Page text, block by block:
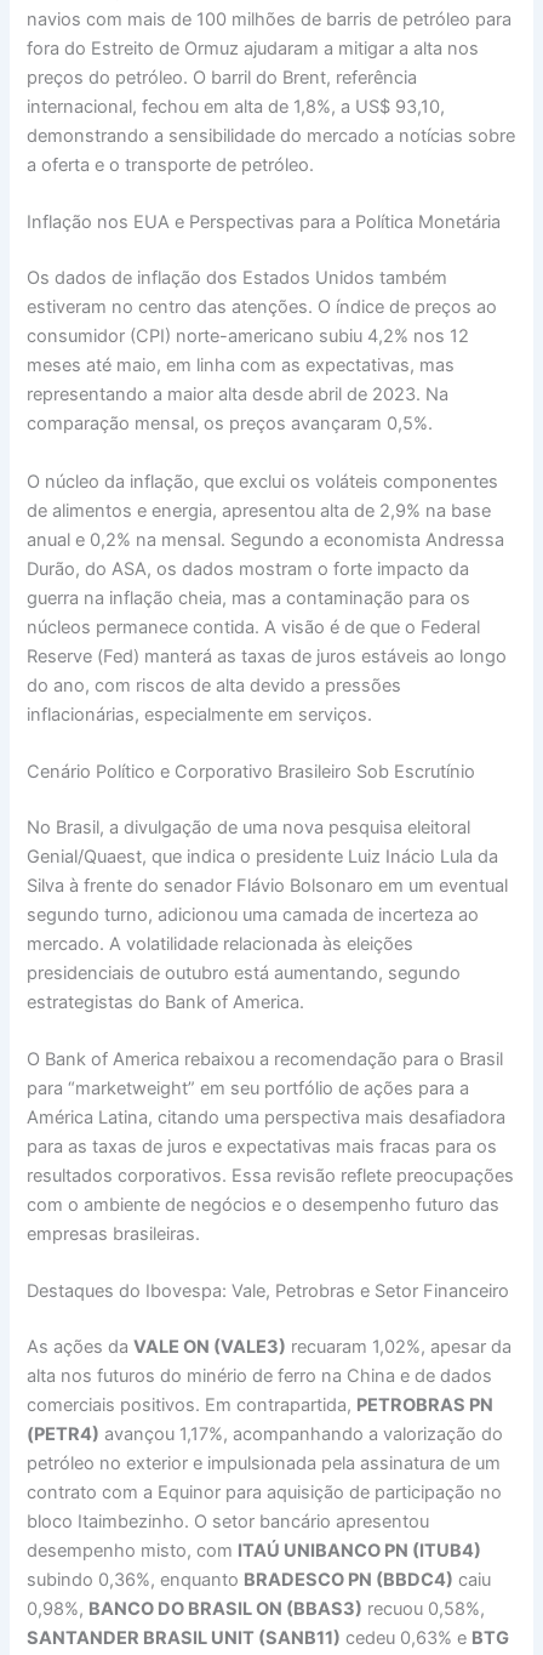
navios com mais de 100 milhões de barris de petróleo para
fora do Estreito de Ormuz ajudaram a mitigar a alta nos
preços do petróleo. O barril do Brent, referência
internacional, fechou em alta de 1,8%, a US$ 93,10,
demonstrando a sensibilidade do mercado a notícias sobre
a oferta e o transporte de petróleo.
Inflação nos EUA e Perspectivas para a Política Monetária
Os dados de inflação dos Estados Unidos também
estiveram no centro das atenções. O índice de preços ao
consumidor (CPI) norte-americano subiu 4,2% nos 12
meses até maio, em linha com as expectativas, mas
representando a maior alta desde abril de 2023. Na
comparação mensal, os preços avançaram 0,5%.
O núcleo da inflação, que exclui os voláteis componentes
de alimentos e energia, apresentou alta de 2,9% na base
anual e 0,2% na mensal. Segundo a economista Andressa
Durão, do ASA, os dados mostram o forte impacto da
guerra na inflação cheia, mas a contaminação para os
núcleos permanece contida. A visão é de que o Federal
Reserve (Fed) manterá as taxas de juros estáveis ao longo
do ano, com riscos de alta devido a pressões
inflacionárias, especialmente em serviços.
Cenário Político e Corporativo Brasileiro Sob Escrutínio
No Brasil, a divulgação de uma nova pesquisa eleitoral
Genial/Quaest, que indica o presidente Luiz Inácio Lula da
Silva à frente do senador Flávio Bolsonaro em um eventual
segundo turno, adicionou uma camada de incerteza ao
mercado. A volatilidade relacionada às eleições
presidenciais de outubro está aumentando, segundo
estrategistas do Bank of America.
O Bank of America rebaixou a recomendação para o Brasil
para “marketweight” em seu portfólio de ações para a
América Latina, citando uma perspectiva mais desafiadora
para as taxas de juros e expectativas mais fracas para os
resultados corporativos. Essa revisão reflete preocupações
com o ambiente de negócios e o desempenho futuro das
empresas brasileiras.
Destaques do Ibovespa: Vale, Petrobras e Setor Financeiro
As ações daVALE ON (VALE3) recuaram 1,02%, apesar da
alta nos futuros do minério de ferro na China e de dados
comerciais positivos. Em contrapartida, PETROBRAS PN
(PETR4) avançou 1,17%, acompanhando a valorização do
petróleo no exterior e impulsionada pela assinatura de um
contrato com a Equinor para aquisição de participação no
bloco Itaimbezinho. O setor bancário apresentou
desempenho misto, com ITAÚ UNIBANCO PN (ITUB4)
subindo 0,36%, enquanto BRADESCO PN (BBDC4) caiu
0,98%, BANCO DO BRASIL ON (BBAS3) recuou 0,58%,
SANTANDER BRASIL UNIT (SANB11) cedeu 0,63% e BTG